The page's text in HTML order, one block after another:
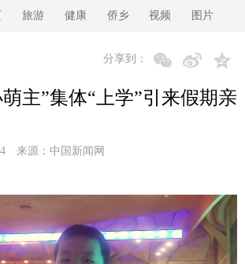
旅游 健康 侨乡 视频 图片
分享到：
主”集体“上学”引来假期亲
来源： 中国新闻网